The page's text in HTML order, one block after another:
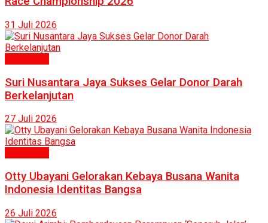
31 Juli 2026
Suri Nusantara Jaya Sukses Gelar Donor Darah
Berkelanjutan
27 Juli 2026
Otty Ubayani Gelorakan Kebaya Busana Wanita
Indonesia Identitas Bangsa
26 Juli 2026